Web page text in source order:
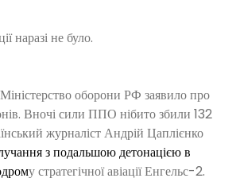
наразі не було.
оборони РФ заявило про
Вночі сили ППО нібито збили 132
журналіст Андрій Цаплієнко
з подальшою детонацією в
у стратегічної авіації Енгельс-2.